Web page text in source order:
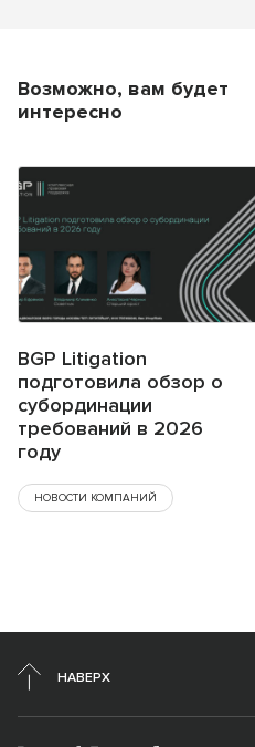
Возможно, вам будет
интересно
BGP Litigation
подготовила обзор о
субординации
требований в 2026
году
НОВОСТИ КОМПАНИЙ
НАВЕРХ